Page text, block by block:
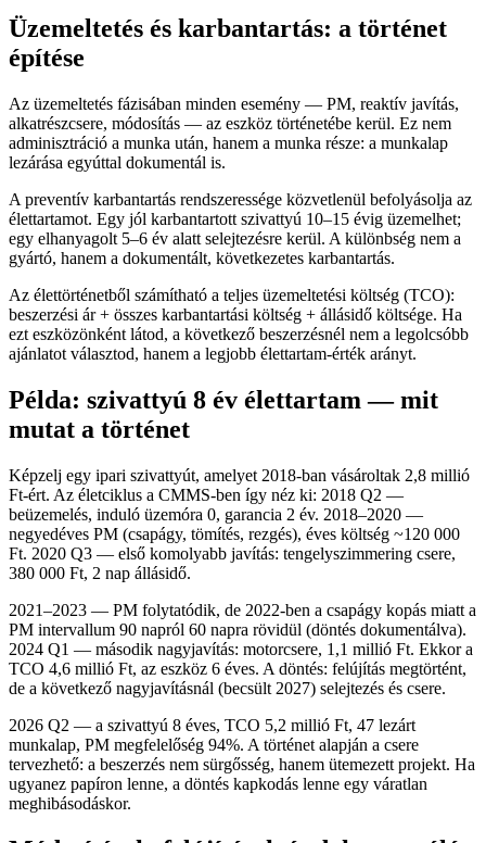
Üzemeltetés és karbantartás: a történet
építése
Az üzemeltetés fázisában minden esemény — PM, reaktív javítás,
alkatrészcsere, módosítás — az eszköz történetébe kerül. Ez nem
adminisztráció a munka után, hanem a munka része: a munkalap
lezárása egyúttal dokumentál is.
A preventív karbantartás rendszeressége közvetlenül befolyásolja az
élettartamot. Egy jól karbantartott szivattyú 10–15 évig üzemelhet;
egy elhanyagolt 5–6 év alatt selejtezésre kerül. A különbség nem a
gyártó, hanem a dokumentált, következetes karbantartás.
Az élettörténetből számítható a teljes üzemeltetési költség (TCO):
beszerzési ár + összes karbantartási költség + állásidő költsége. Ha
ezt eszközönként látod, a következő beszerzésnél nem a legolcsóbb
ajánlatot választod, hanem a legjobb élettartam-érték arányt.
Példa: szivattyú 8 év élettartam — mit
mutat a történet
Képzelj egy ipari szivattyút, amelyet 2018-ban vásároltak 2,8 millió
Ft-ért. Az életciklus a CMMS-ben így néz ki: 2018 Q2 —
beüzemelés, induló üzemóra 0, garancia 2 év. 2018–2020 —
negyedéves PM (csapágy, tömítés, rezgés), éves költség ~120 000
Ft. 2020 Q3 — első komolyabb javítás: tengelyszimmering csere,
380 000 Ft, 2 nap állásidő.
2021–2023 — PM folytatódik, de 2022-ben a csapágy kopás miatt a
PM intervallum 90 napról 60 napra rövidül (döntés dokumentálva).
2024 Q1 — második nagyjavítás: motorcsere, 1,1 millió Ft. Ekkor a
TCO 4,6 millió Ft, az eszköz 6 éves. A döntés: felújítás megtörtént,
de a következő nagyjavításnál (becsült 2027) selejtezés és csere.
2026 Q2 — a szivattyú 8 éves, TCO 5,2 millió Ft, 47 lezárt
munkalap, PM megfelelőség 94%. A történet alapján a csere
tervezhető: a beszerzés nem sürgősség, hanem ütemezett projekt. Ha
ugyanez papíron lenne, a döntés kapkodás lenne egy váratlan
meghibásodáskor.